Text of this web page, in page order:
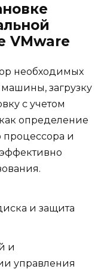
VMware
необходимых
загрузку
с учетом
определение
и
и защита
и
управления